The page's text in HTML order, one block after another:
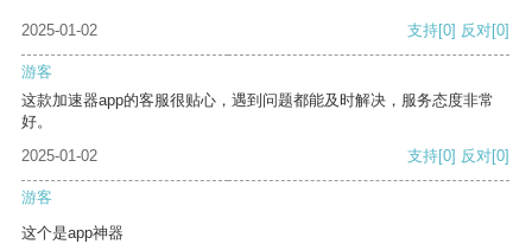
2025-01-02 支持[0] 反对[0]
游客
这款加速器app的客服很贴心，遇到问题都能及时解决，服务态度非常
好。
2025-01-02
支持[0] 反对[0]
游客
这个是app神器